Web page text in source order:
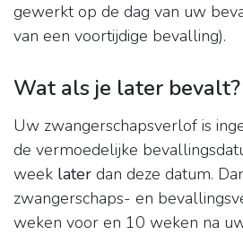
gewerkt op de dag van uw
van een voortijdige bevalling).
Wat als je later bevalt?
Uw zwangerschapsverlof is
de vermoedelijke
week later dan deze datum.
zwangerschaps- en
weken voor en 10 weken na